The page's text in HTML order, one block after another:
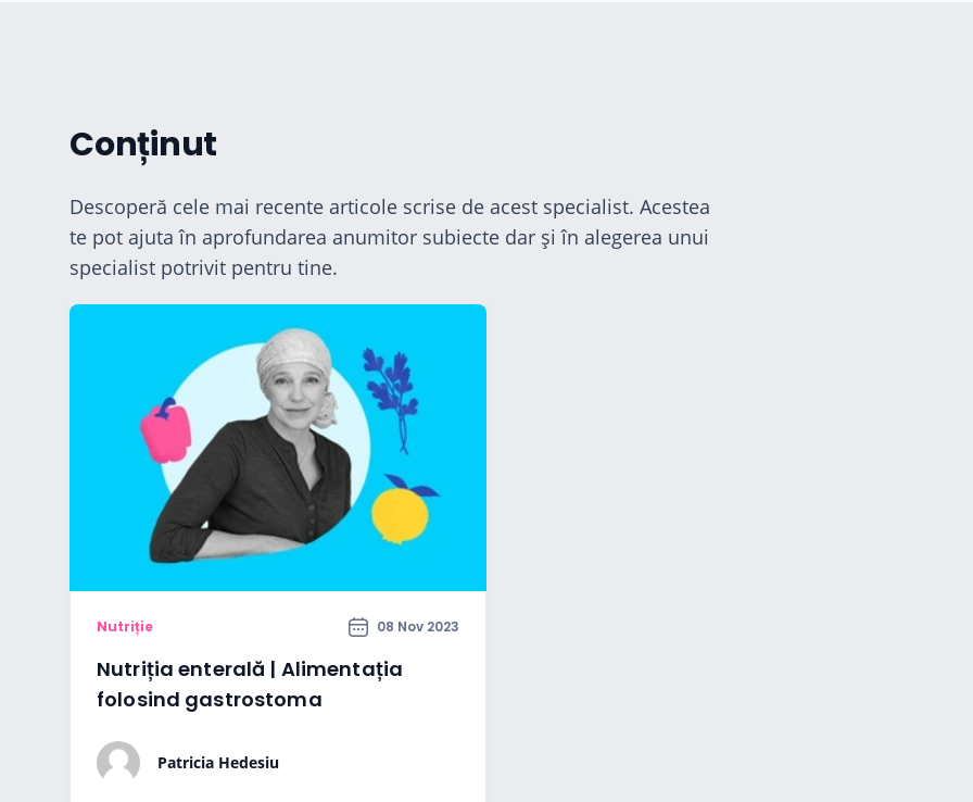
Conținut
Descoperă cele mai recente articole scrise de acest specialist. Acestea
te pot ajuta în aprofundarea anumitor subiecte dar și în alegerea unui
specialist potrivit pentru tine.
Nutriție 08 Nov 2023
Nutriția enterală | Alimentația
folosind gastrostoma
Patricia Hedesiu